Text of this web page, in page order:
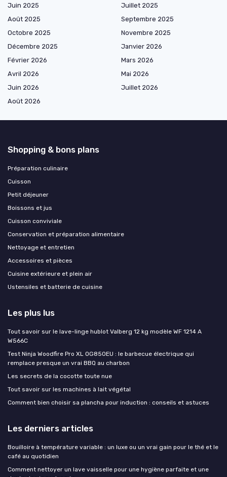
Juin 2025
Juillet 2025
Août 2025
Septembre 2025
Octobre 2025
Novembre 2025
Décembre 2025
Janvier 2026
Février 2026
Mars 2026
Avril 2026
Mai 2026
Juin 2026
Juillet 2026
Août 2026
Shopping & bons plans
Préparation culinaire
Cuisson
Petit déjeuner
Boissons et jus
Cuisson conviviale
Conservation et préparation alimentaire
Nettoyage et entretien
Accessoires et pièces
Cuisine extérieure et plein air
Ustensiles et batterie de cuisine
Les plus lus
Tout savoir sur le lave-linge hublot Valberg 12 kg modèle WF 1214 A
W566C
Test Ninja Woodfire Pro XL OG850EU : le barbecue électrique qui
remplace presque un vrai BBQ au charbon
Les secrets de la cocotte toute nue
Tout savoir sur les machines à lait végétal
Comment bien choisir sa plancha pour induction : conseils et astuces
Les derniers articles
Bouilloire à température variable : un luxe ou un vrai gain pour le thé et le
café au quotidien
Comment nettoyer un lave vaisselle pour une hygiène parfaite et une